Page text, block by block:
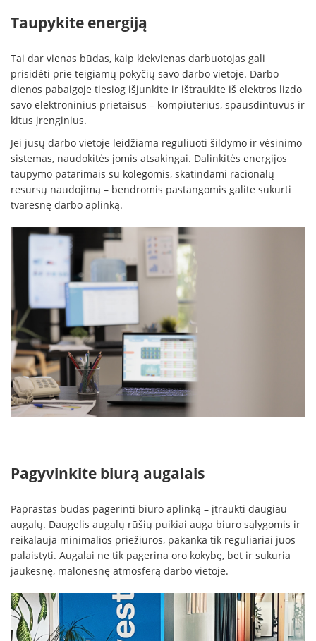
Taupykite energiją
Tai dar vienas būdas, kaip kiekvienas darbuotojas gali
prisidėti prie teigiamų pokyčių savo darbo vietoje. Darbo
dienos pabaigoje tiesiog išjunkite ir ištraukite iš elektros lizdo
savo elektroninius prietaisus – kompiuterius, spausdintuvus ir
kitus įrenginius.
Jei jūsų darbo vietoje leidžiama reguliuoti šildymo ir vėsinimo
sistemas, naudokitės jomis atsakingai. Dalinkitės energijos
taupymo patarimais su kolegomis, skatindami racionalų
resursų naudojimą – bendromis pastangomis galite sukurti
tvaresnę darbo aplinką.
Pagyvinkite biurą augalais
Paprastas būdas pagerinti biuro aplinką – įtraukti daugiau
augalų. Daugelis augalų rūšių puikiai auga biuro sąlygomis ir
reikalauja minimalios priežiūros, pakanka tik reguliariai juos
palaistyti. Augalai ne tik pagerina oro kokybę, bet ir sukuria
jaukesnę, malonesnę atmosferą darbo vietoje.